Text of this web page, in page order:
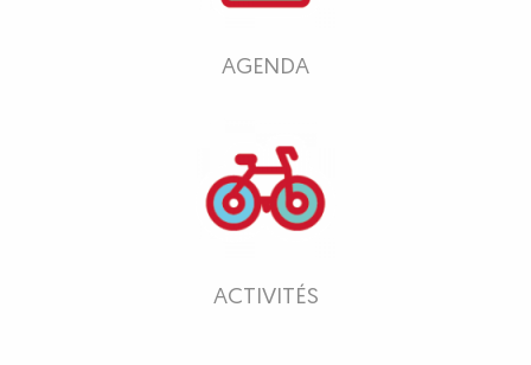
AGENDA
ACTIVITÉS